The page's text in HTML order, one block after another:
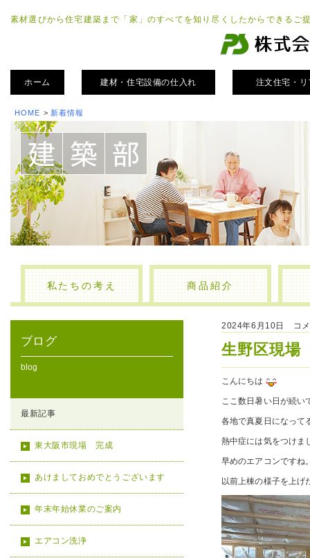
素材選びから住宅建築まで「家」のすべてを知り尽くしたからできるご
ホーム 建材・住宅設備の仕入れ 注文住宅・
HOME > 新着情報
私たちの考え 商品紹介
ブログ
blog
最新記事
東大阪市現場 完成
あけましておめでとうございます
年末年始休業のご案内
エアコン洗浄
2024年6月10日 コ
生野区現場
こんにちは
ここ数日暑い日が続い
各地で真夏日になっ
熱中症には気をつけま
早めのエアコンですね
以前上棟の様子を上げ